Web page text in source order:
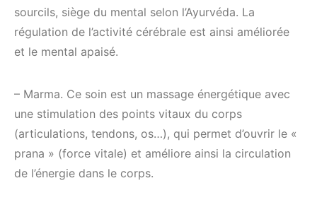
sourcils, siège du mental selon l’Ayurvéda. La
régulation de l’activité cérébrale est ainsi améliorée
et le mental apaisé.
– Marma. Ce soin est un massage énergétique avec
une stimulation des points vitaux du corps
(articulations, tendons, os…), qui permet d’ouvrir le «
prana » (force vitale) et améliore ainsi la circulation
de l’énergie dans le corps.